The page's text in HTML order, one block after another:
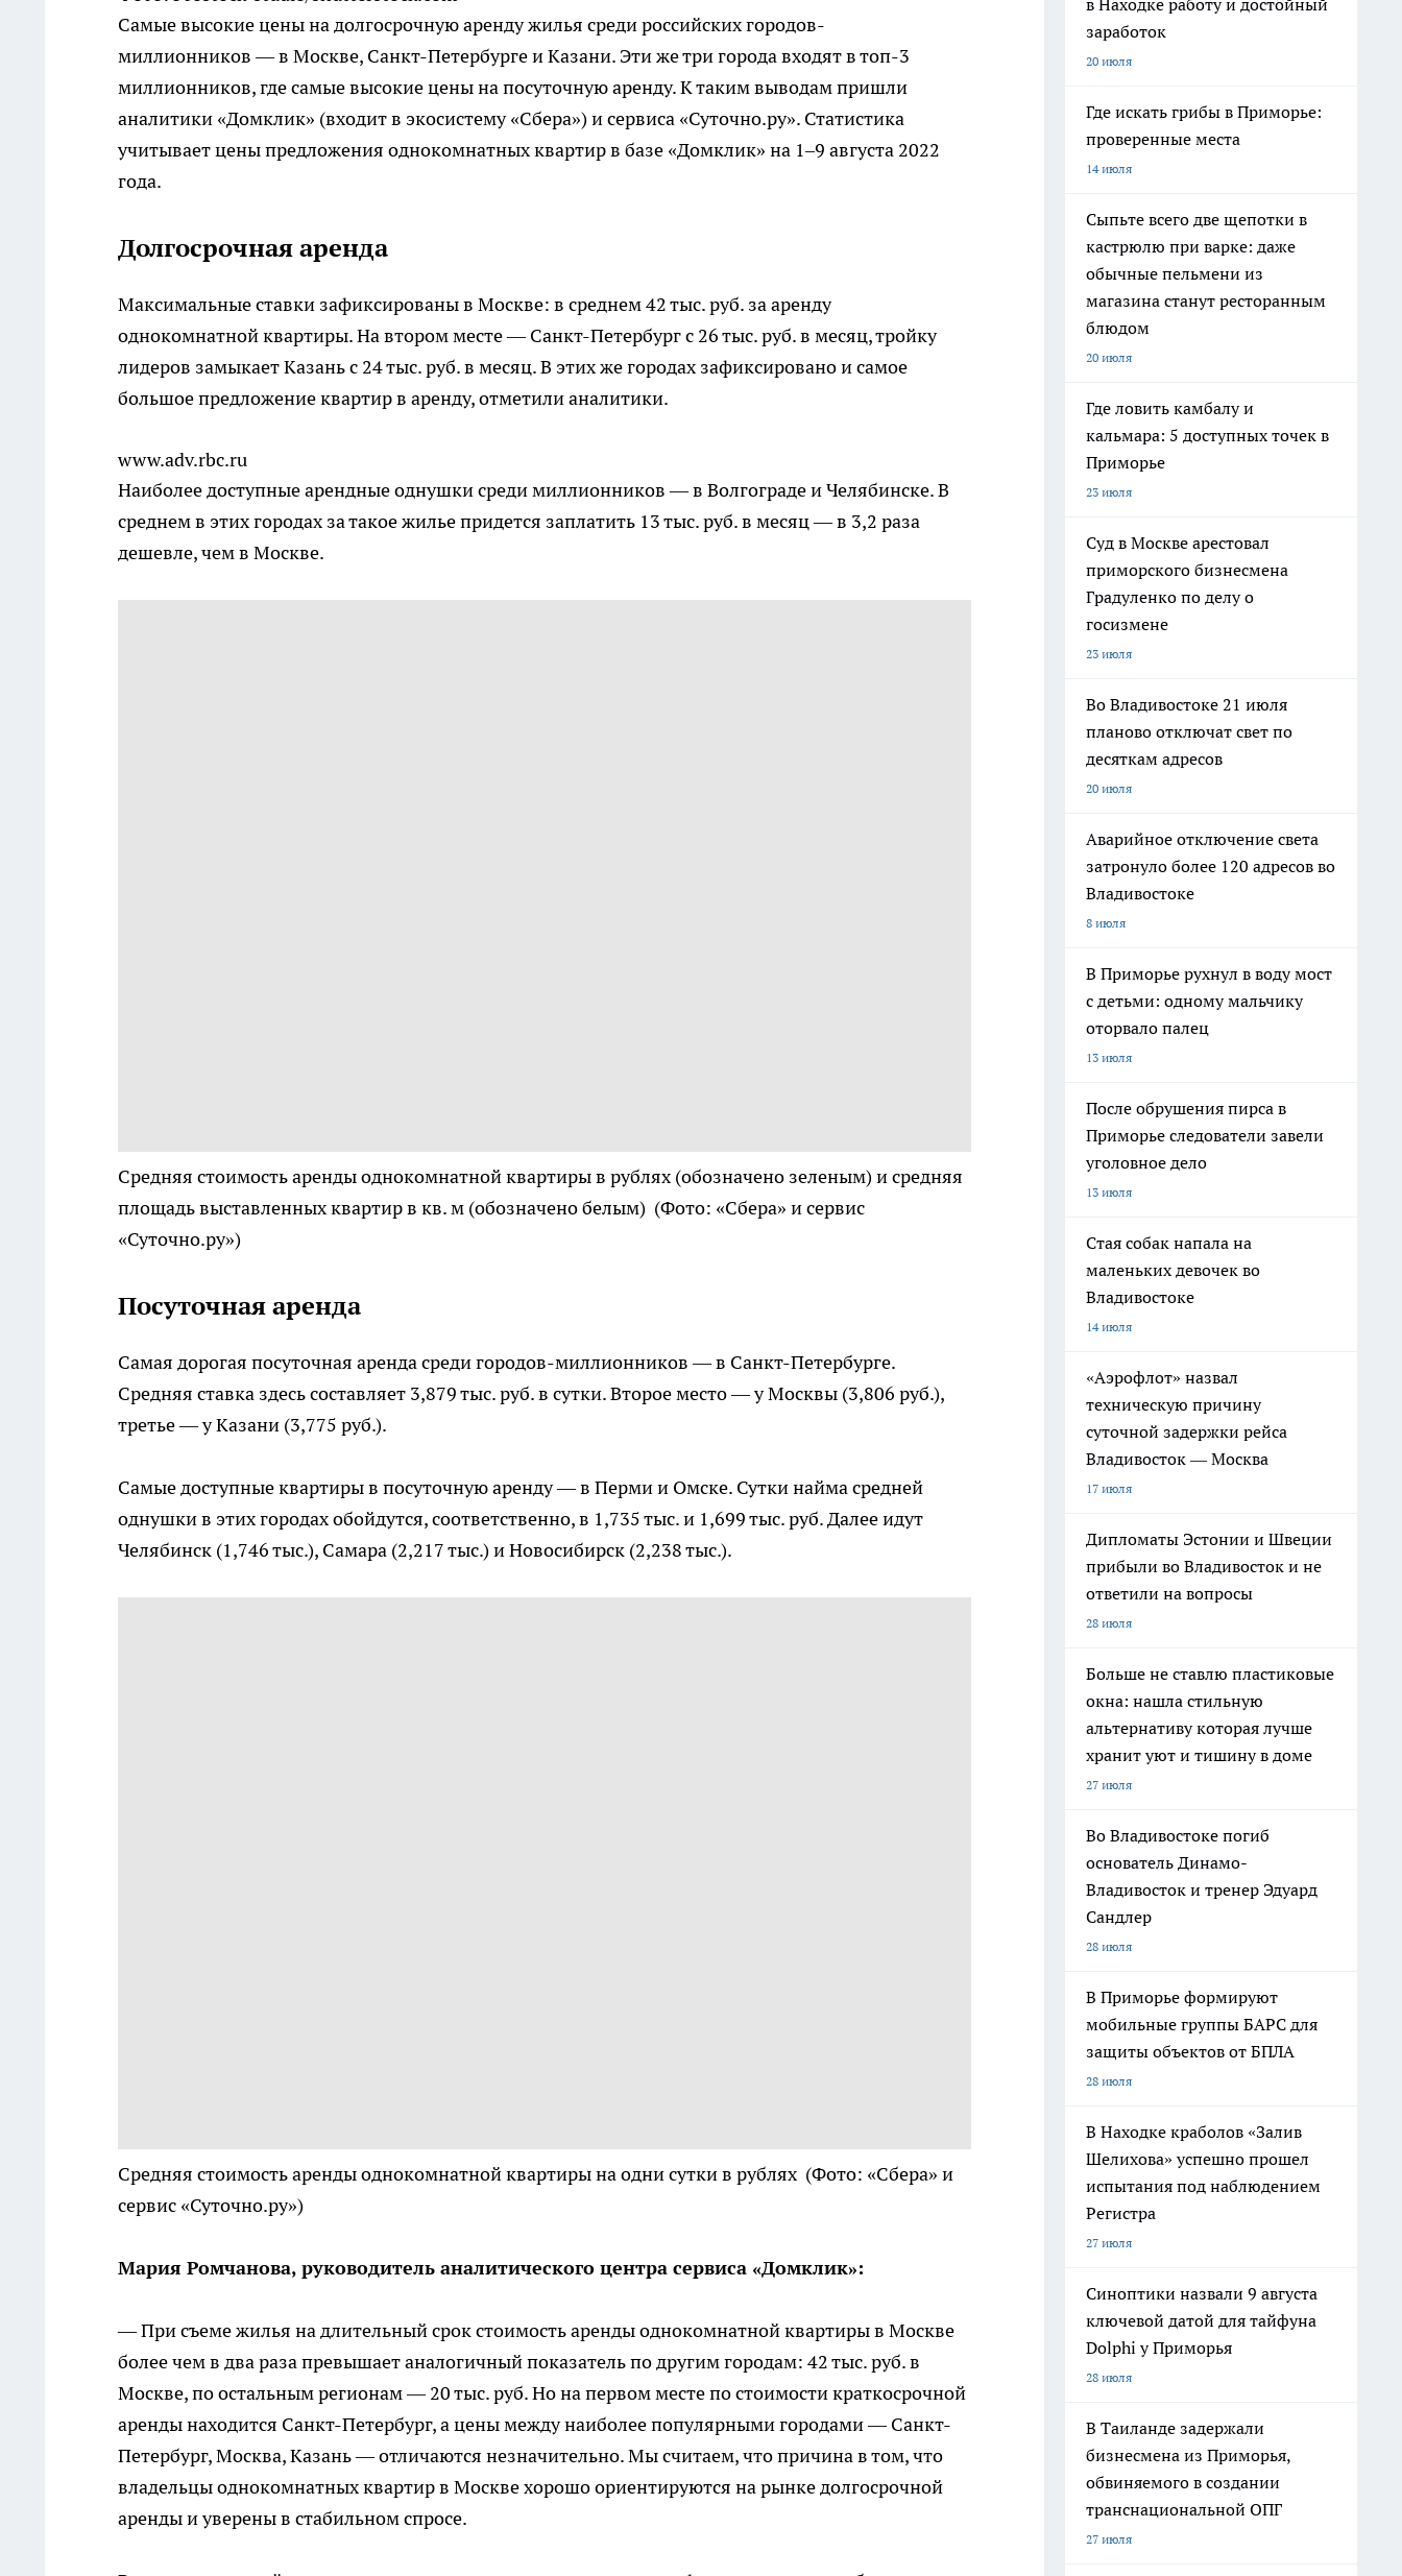
Самые высокие цены на долгосрочную аренду жилья среди российских городов-
миллионников — в Москве, Санкт-Петербурге и Казани. Эти же три города входят в топ-3
миллионников, где самые высокие цены на посуточную аренду. К таким выводам пришли
аналитики «Домклик» (входит в экосистему «Сбера») и сервиса «Суточно.ру». Статистика
учитывает цены предложения однокомнатных квартир в базе «Домклик» на 1–9 августа 2022
года.
Долгосрочная аренда
Максимальные ставки зафиксированы в Москве: в среднем 42 тыс. руб. за аренду
однокомнатной квартиры. На втором месте — Санкт-Петербург с 26 тыс. руб. в месяц, тройку
лидеров замыкает Казань с 24 тыс. руб. в месяц. В этих же городах зафиксировано и самое
большое предложение квартир в аренду, отметили аналитики.
www.adv.rbc.ru
Наиболее доступные арендные однушки среди миллионников — в Волгограде и Челябинске. В
среднем в этих городах за такое жилье придется заплатить 13 тыс. руб. в месяц — в 3,2 раза
дешевле, чем в Москве.
Средняя стоимость аренды однокомнатной квартиры в рублях (обозначено зеленым) и средняя
площадь выставленных квартир в кв. м (обозначено белым) (Фото: «Сбера» и сервис
«Суточно.ру»)
Посуточная аренда
Самая дорогая посуточная аренда среди городов-миллионников — в Санкт-Петербурге.
Средняя ставка здесь составляет 3,879 тыс. руб. в сутки. Второе место — у Москвы (3,806 руб.),
третье — у Казани (3,775 руб.).
Самые доступные квартиры в посуточную аренду — в Перми и Омске. Сутки найма средней
однушки в этих городах обойдутся, соответственно, в 1,735 тыс. и 1,699 тыс. руб. Далее идут
Челябинск (1,746 тыс.), Самара (2,217 тыс.) и Новосибирск (2,238 тыс.).
Средняя стоимость аренды однокомнатной квартиры на одни сутки в рублях (Фото: «Сбера» и
сервис «Суточно.ру»)
Мария Ромчанова, руководитель аналитического центра сервиса «Домклик»:
— При съеме жилья на длительный срок стоимость аренды однокомнатной квартиры в Москве
более чем в два раза превышает аналогичный показатель по другим городам: 42 тыс. руб. в
Москве, по остальным регионам — 20 тыс. руб. Но на первом месте по стоимости краткосрочной
аренды находится Санкт-Петербург, а цены между наиболее популярными городами — Санкт-
Петербург, Москва, Казань — отличаются незначительно. Мы считаем, что причина в том, что
владельцы однокомнатных квартир в Москве хорошо ориентируются на рынке долгосрочной
аренды и уверены в стабильном спросе.
в Находке работу и достойный
заработок
20 июля
Где искать грибы в Приморье:
проверенные места
14 июля
Сыпьте всего две щепотки в
кастрюлю при варке: даже
обычные пельмени из
магазина станут ресторанным
блюдом
20 июля
Где ловить камбалу и
кальмара: 5 доступных точек в
Приморье
23 июля
Суд в Москве арестовал
приморского бизнесмена
Градуленко по делу о
госизмене
23 июля
Во Владивостоке 21 июля
планово отключат свет по
десяткам адресов
20 июля
Аварийное отключение света
затронуло более 120 адресов во
Владивостоке
8 июля
В Приморье рухнул в воду мост
с детьми: одному мальчику
оторвало палец
13 июля
После обрушения пирса в
Приморье следователи завели
уголовное дело
13 июля
Стая собак напала на
маленьких девочек во
Владивостоке
14 июля
«Аэрофлот» назвал
техническую причину
суточной задержки рейса
Владивосток — Москва
17 июля
Дипломаты Эстонии и Швеции
прибыли во Владивосток и не
ответили на вопросы
28 июля
Больше не ставлю пластиковые
окна: нашла стильную
альтернативу которая лучше
хранит уют и тишину в доме
27 июля
Во Владивостоке погиб
основатель Динамо-
Владивосток и тренер Эдуард
Сандлер
28 июля
В Приморье формируют
мобильные группы БАРС для
защиты объектов от БПЛА
28 июля
В Находке краболов «Залив
Шелихова» успешно прошел
испытания под наблюдением
Регистра
27 июля
Синоптики назвали 9 августа
ключевой датой для тайфуна
Dolphi у Приморья
28 июля
В Таиланде задержали
бизнесмена из Приморья,
обвиняемого в создании
транснациональной ОПГ
27 июля